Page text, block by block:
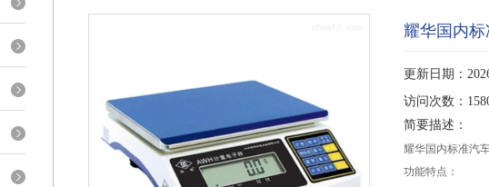
耀华国内
更新日期：
访问次数：
简要描述：
耀华国内标准汽
功能特点：